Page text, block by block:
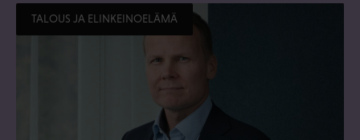
TALOUS JA ELINKEINOELÄMÄ